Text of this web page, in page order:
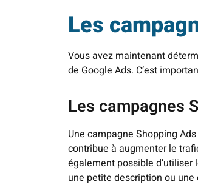
Les
Vous avez maintenant
de Google Ads. C’est
Les campagnes
Une campagne Shopping
contribue à augmenter le
également possible
une petite description ou